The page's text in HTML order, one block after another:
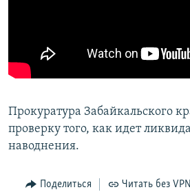
Прокуратура Забайкальского
проверку того, как идет
наводнения.
Поделиться Читать без VPN